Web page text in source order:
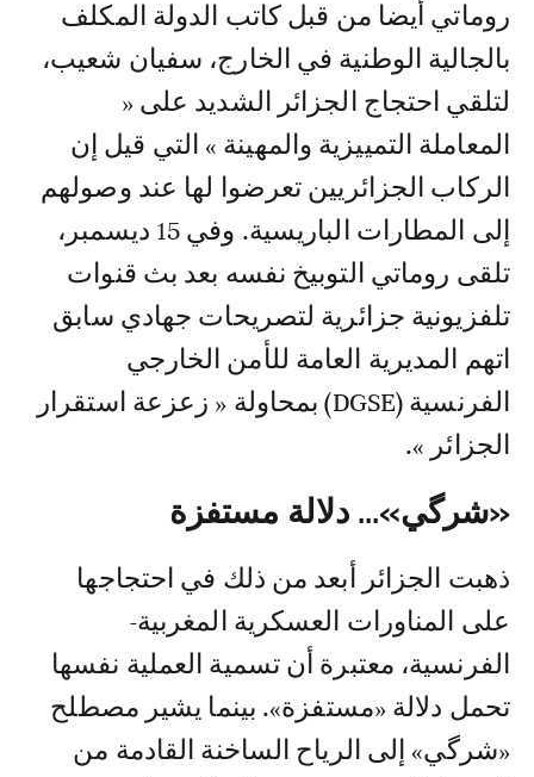
روماتي أيضا من قبل كاتب الدولة المكلف
بالجالية الوطنية في الخارج، سفيان شعيب،
لتلقي احتجاج الجزائر الشديد على «
المعاملة التمييزية والمهينة » التي قيل إن
الركاب الجزائريين تعرضوا لها عند وصولهم
إلى المطارات الباريسية. وفي 15 ديسمبر،
تلقى روماتي التوبيخ نفسه بعد بث قنوات
تلفزيونية جزائرية لتصريحات جهادي سابق
اتهم المديرية العامة للأمن الخارجي
الفرنسية (DGSE) بمحاولة « زعزعة استقرار
الجزائر ».
«شرگي»... دلالة مستفزة
ذهبت الجزائر أبعد من ذلك في احتجاجها
على المناورات العسكرية المغربية-
الفرنسية، معتبرة أن تسمية العملية نفسها
تحمل دلالة «مستفزة». بينما يشير مصطلح
«شرگي» إلى الرياح الساخنة القادمة من